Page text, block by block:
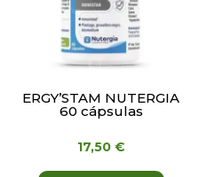
ERGY’STAM NUTERGIA
60 cápsulas
17,50 €